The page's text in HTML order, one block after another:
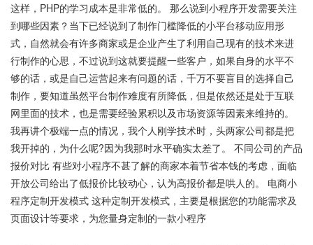
这样，PHP的学习成本是非常低的。 那么说到小程序开发需要关注
到哪些因素？当下已经说到了制作门槛降低的小平台移动应用形
式，自然就会有许多商家或是企业产生了利用自己现有的技术来进
行制作的心思，不过说到这就要提醒一些客户，如果自身的水平不
够的话，或是自己运营起来有问题的话，千万不要盲目的选择自己
制作，要知道虽然平台制作难度有所降低，但是依然还是处于互联
网里面的技术，也是需要经验累积以及市场资源等因素来维持的。
我再讲个极端一点的情况，我个人刚学技术时，头两家公司都是把
我开掉的，为什么呢?因为我那时水平确实太差了。 不同公司的产品
报价对比 有些对小程序不甚了解的商家本着节省本钱的考虑，面临
开放公司给出了低报价比较动心，认为高报价都是哄人的。 电商小
程序定制开发模式 这种定制开发模式，主要是根据您的功能需求及
页面设计等要求，为您量身定制的一款小程序